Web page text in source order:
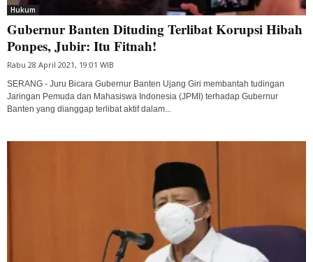
Hukum
Gubernur Banten Dituding Terlibat Korupsi Hibah
Ponpes, Jubir: Itu Fitnah!
Rabu 28 April 2021, 19:01 WIB
SERANG - Juru Bicara Gubernur Banten Ujang Giri membantah tudingan
Jaringan Pemuda dan Mahasiswa Indonesia (JPMI) terhadap Gubernur
Banten yang dianggap terlibat aktif dalam...